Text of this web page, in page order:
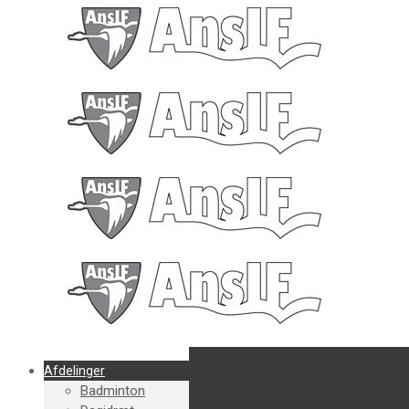
Afdelinger
Badminton